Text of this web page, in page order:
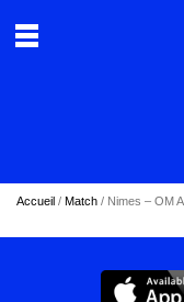
Accueil / Match / Nimes – OM